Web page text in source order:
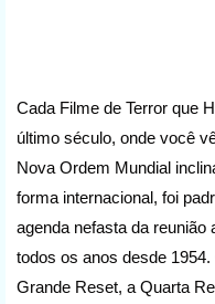
Cada Filme de Terror que
último século, onde você
Nova Ordem Mundial
forma internacional, foi
agenda nefasta da reunião
todos os anos desde
Grande Reset, a Quarta